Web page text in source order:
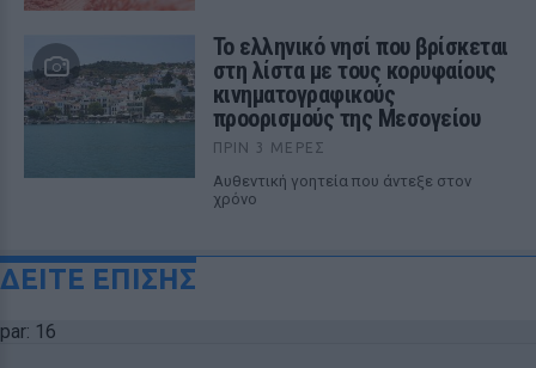
Το ελληνικό νησί που βρίσκεται
στη λίστα με τους κορυφαίους
κινηματογραφικούς
προορισμούς της Μεσογείου
ΠΡΙΝ 3 ΜΈΡΕΣ
Αυθεντική γοητεία που άντεξε στον
χρόνο
ΔΕΙΤΕ ΕΠΙΣΗΣ
par: 16